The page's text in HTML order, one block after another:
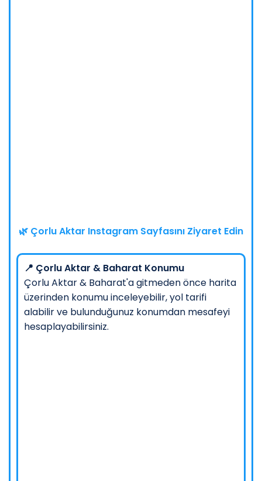
🌿 Çorlu Aktar Instagram Sayfasını Ziyaret Edin
📍 Çorlu Aktar & Baharat Konumu
Çorlu Aktar & Baharat'a gitmeden önce harita
üzerinden konumu inceleyebilir, yol tarifi
alabilir ve bulunduğunuz konumdan mesafeyi
hesaplayabilirsiniz.